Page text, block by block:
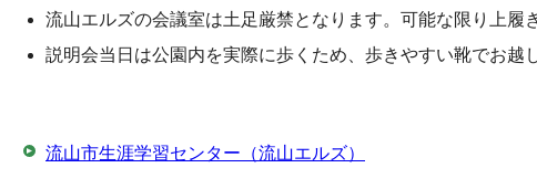
流山エルズの会議室は土足厳禁となります。可能な限り上履
説明会当日は公園内を実際に歩くため、歩きやすい靴でお越
流山市生涯学習センター（流山エルズ）